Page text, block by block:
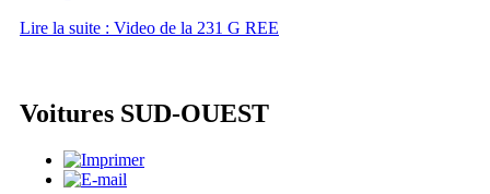
Lire la suite : Video de la 231 G REE
Voitures SUD-OUEST